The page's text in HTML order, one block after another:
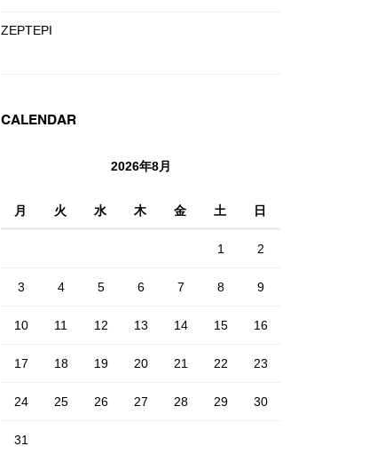
ZEPTEPI
CALENDAR
2026年8月
月 火 水 木 金 土 日
1 2
3 4 5 6 7 8 9
10 11 12 13 14 15 16
17 18 19 20 21 22 23
24 25 26 27 28 29 30
31